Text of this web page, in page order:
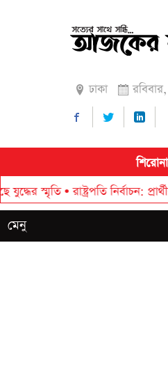
ঢাকা
•রাষ্ট্রপতি নির্বাচন: প্রার্থীর
মেনু